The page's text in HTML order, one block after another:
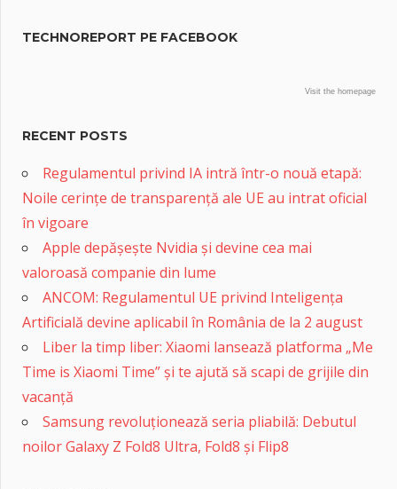
TECHNOREPORT PE FACEBOOK
Visit the homepage
RECENT POSTS
Regulamentul privind IA intră într-o nouă etapă:
Noile cerințe de transparență ale UE au intrat oficial
în vigoare
Apple depășește Nvidia și devine cea mai
valoroasă companie din lume
ANCOM: Regulamentul UE privind Inteligența
Artificială devine aplicabil în România de la 2 august
Liber la timp liber: Xiaomi lansează platforma „Me
Time is Xiaomi Time” și te ajută să scapi de grijile din
vacanță
Samsung revoluționează seria pliabilă: Debutul
noilor Galaxy Z Fold8 Ultra, Fold8 și Flip8